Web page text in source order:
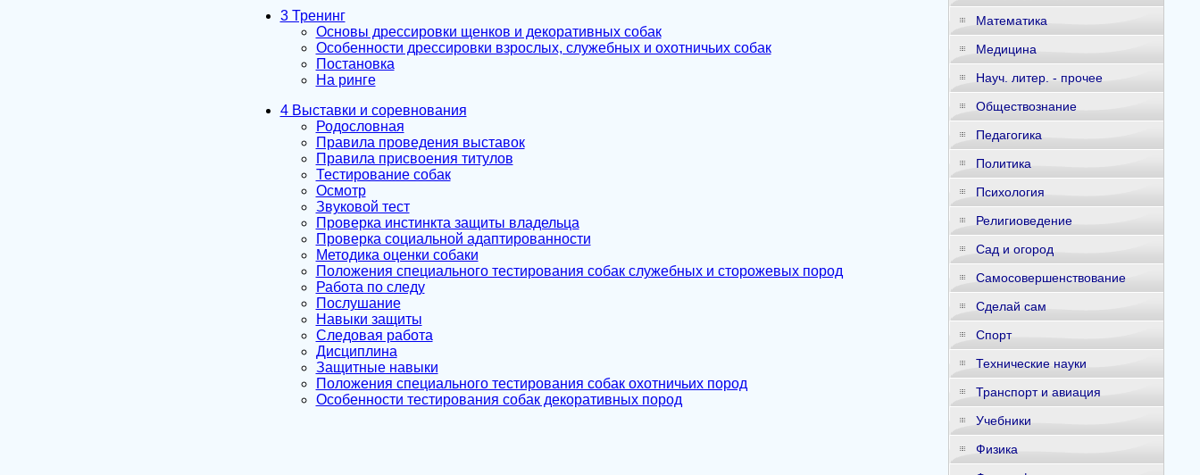
3 Тренинг
Основы дрессировки щенков и декоративных собак
Особенности дрессировки взрослых, служебных и охотничьих собак
Постановка
На ринге
4 Выставки и соревнования
Родословная
Правила проведения выставок
Правила присвоения титулов
Тестирование собак
Осмотр
Звуковой тест
Проверка инстинкта защиты владельца
Проверка социальной адаптированности
Методика оценки собаки
Положения специального тестирования собак служебных и сторожевых пород
Работа по следу
Послушание
Навыки защиты
Следовая работа
Дисциплина
Защитные навыки
Положения специального тестирования собак охотничьих пород
Особенности тестирования собак декоративных пород
Математика
Медицина
Науч. литер. - прочее
Обществознание
Педагогика
Политика
Психология
Религиоведение
Сад и огород
Самосовершенствование
Сделай сам
Спорт
Технические науки
Транспорт и авиация
Учебники
Физика